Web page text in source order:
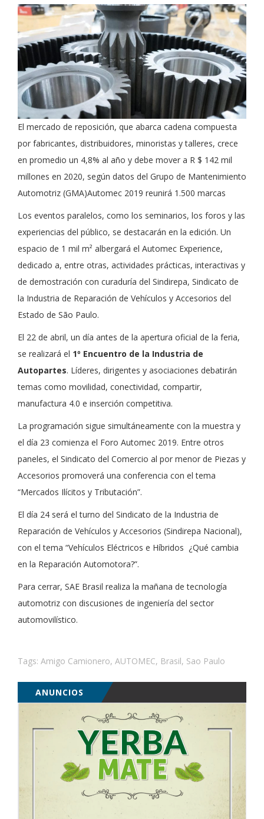
El mercado de reposición, que abarca cadena compuesta
por fabricantes, distribuidores, minoristas y talleres, crece
en promedio un 4,8% al año y debe mover a R $ 142 mil
millones en 2020, según datos del Grupo de Mantenimiento
Automotriz (GMA)Automec 2019 reunirá 1.500 marcas
Los eventos paralelos, como los seminarios, los foros y las
experiencias del público, se destacarán en la edición. Un
espacio de 1 mil m² albergará el Automec Experience,
dedicado a, entre otras, actividades prácticas, interactivas y
de demostración con curaduría del Sindirepa, Sindicato de
la Industria de Reparación de Vehículos y Accesorios del
Estado de São Paulo.
El 22 de abril, un día antes de la apertura oficial de la feria,
se realizará el 1º Encuentro de la Industria de
Autopartes. Líderes, dirigentes y asociaciones debatirán
temas como movilidad, conectividad, compartir,
manufactura 4.0 e inserción competitiva.
La programación sigue simultáneamente con la muestra y
el día 23 comienza el Foro Automec 2019. Entre otros
paneles, el Sindicato del Comercio al por menor de Piezas y
Accesorios promoverá una conferencia con el tema
“Mercados Ilícitos y Tributación”.
El día 24 será el turno del Sindicato de la Industria de
Reparación de Vehículos y Accesorios (Sindirepa Nacional),
con el tema “Vehículos Eléctricos e Híbridos ¿Qué cambia
en la Reparación Automotora?”.
Para cerrar, SAE Brasil realiza la mañana de tecnología
automotriz con discusiones de ingeniería del sector
automovilístico.
Tags: Amigo Camionero, AUTOMEC, Brasil, Sao Paulo
ANUNCIOS